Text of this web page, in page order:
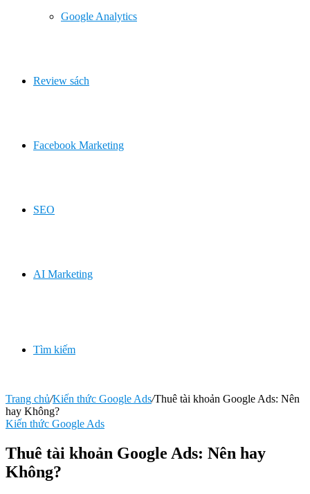
Google Analytics
Review sách
Facebook Marketing
SEO
AI Marketing
Tìm kiếm
Trang chủ/Kiến thức Google Ads/Thuê tài khoản Google Ads: Nên
hay Không?
Kiến thức Google Ads
Thuê tài khoản Google Ads: Nên hay
Không?